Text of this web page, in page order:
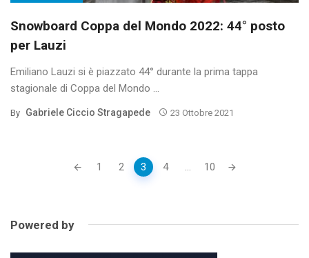
Snowboard Coppa del Mondo 2022: 44° posto
per Lauzi
Emiliano Lauzi si è piazzato 44° durante la prima tappa
stagionale di Coppa del Mondo ...
By Gabriele Ciccio Stragapede 23 Ottobre 2021
1 2 3 4 ... 10
Powered by